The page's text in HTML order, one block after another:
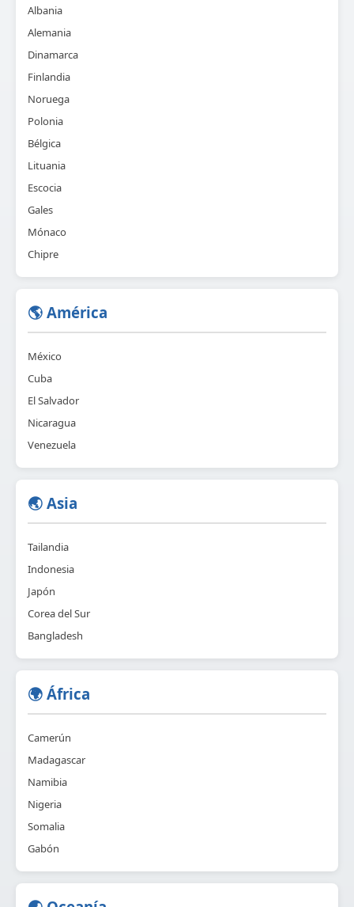
Albania
Alemania
Dinamarca
Finlandia
Noruega
Polonia
Bélgica
Lituania
Escocia
Gales
Mónaco
Chipre
🌎 América
México
Cuba
El Salvador
Nicaragua
Venezuela
🌏 Asia
Tailandia
Indonesia
Japón
Corea del Sur
Bangladesh
🌍 África
Camerún
Madagascar
Namibia
Nigeria
Somalia
Gabón